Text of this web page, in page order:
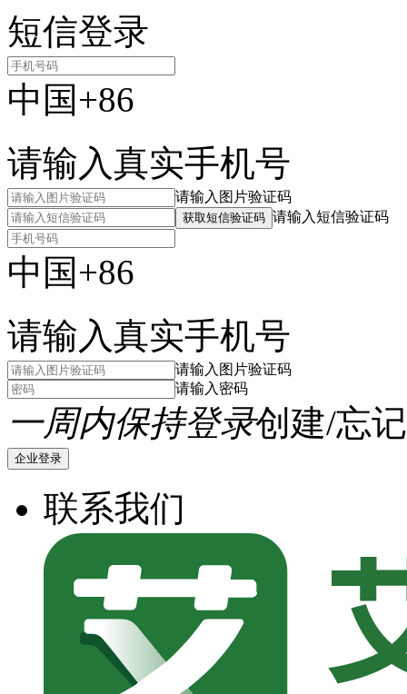
短信登录
中国+86
请输入真实手机号
请输入图片验证码
获取短信验证码 请输入短信验证码
中国+86
请输入真实手机号
请输入图片验证码
请输入密码
一周内保持登录创建/忘
企业登录
联系我们